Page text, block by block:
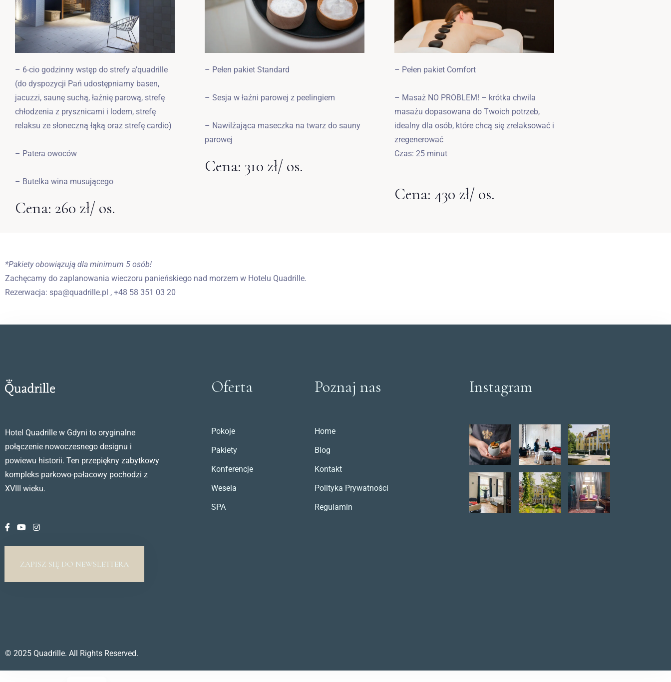
– 6-cio godzinny wstęp do strefy a’quadrille
(do dyspozycji Pań udostępniamy basen,
jacuzzi, saunę suchą, łaźnię parową, strefę
chłodzenia z prysznicami i lodem, strefę
relaksu ze słoneczną łąką oraz strefę cardio)
– Patera owoców
– Butelka wina musującego
Cena: 260 zł/ os.
– Pełen pakiet Standard
– Sesja w łaźni parowej z peelingiem
– Nawilżająca maseczka na twarz do sauny
parowej
Cena: 310 zł/ os.
– Pełen pakiet Comfort
– Masaż NO PROBLEM! – krótka chwila
masażu dopasowana do Twoich potrzeb,
idealny dla osób, które chcą się zrelaksować i
zregenerować
Czas: 25 minut
Cena: 430 zł/ os.
*Pakiety obowiązują dla minimum 5 osób!
Zachęcamy do zaplanowania wieczoru panieńskiego nad morzem w Hotelu Quadrille.
Rezerwacja: spa@quadrille.pl , +48 58 351 03 20
Hotel Quadrille w Gdyni to oryginalne
połączenie nowoczesnego designu i
powiewu historii. Ten przepiękny zabytkowy
kompleks parkowo-pałacowy pochodzi z
XVIII wieku.
ZAPISZ SIĘ DO NEWSLETTERA
Oferta
Pokoje
Pakiety
Konferencje
Wesela
SPA
Poznaj nas
Home
Blog
Kontakt
Polityka Prywatności
Regulamin
Instagram
© 2025 Quadrille. All Rights Reserved.